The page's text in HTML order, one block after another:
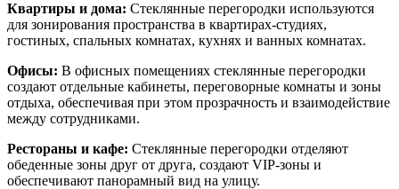
Квартиры и дома: Стеклянные перегородки используются
для зонирования пространства в квартирах-студиях,
гостиных, спальных комнатах, кухнях и ванных комнатах.
Офисы: В офисных помещениях стеклянные перегородки
создают отдельные кабинеты, переговорные комнаты и зоны
отдыха, обеспечивая при этом прозрачность и взаимодействие
между сотрудниками.
Рестораны и кафе: Стеклянные перегородки отделяют
обеденные зоны друг от друга, создают VIP-зоны и
обеспечивают панорамный вид на улицу.